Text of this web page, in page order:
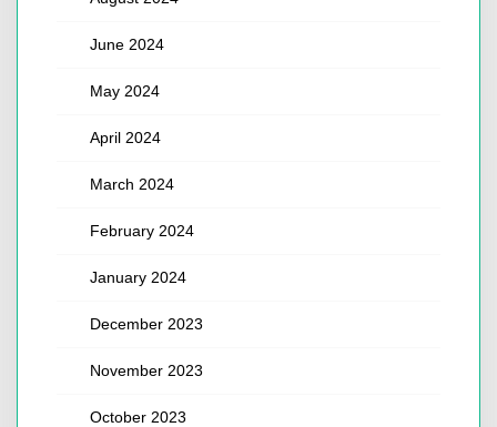
June 2024
May 2024
April 2024
March 2024
February 2024
January 2024
December 2023
November 2023
October 2023